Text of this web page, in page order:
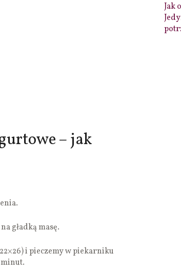
– jak
gładką masę.
i pieczemy w piekarniku
Jak